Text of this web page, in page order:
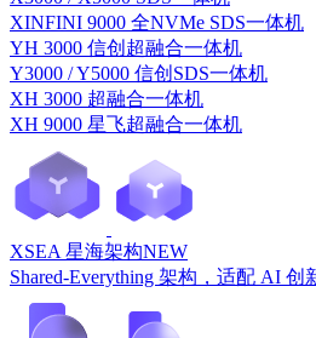
XINFINI 9000 全NVMe SDS一体机
YH 3000 信创超融合一体机
Y3000 / Y5000 信创SDS一体机
XH 3000 超融合一体机
XH 9000 星飞超融合一体机
XSEA 星海架构NEW
Shared-Everything 架构，适配 AI 创